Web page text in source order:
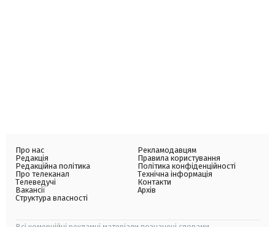
Про нас
Редакція
Редакційна політика
Про телеканал
Телеведучі
Вакансії
Структура власності
Рекламодавцям
Правила користування
Політика конфіденційності
Технічна інформація
Контакти
Архів